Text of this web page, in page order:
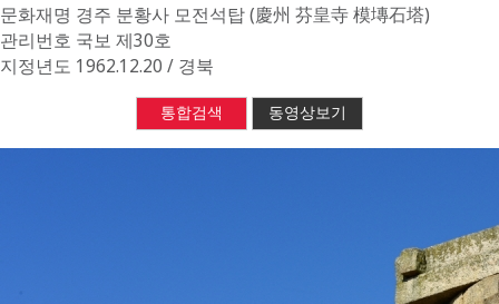
문화재명 경주 분황사 모전석탑 (慶州 芬皇寺 模塼石塔)
관리번호 국보 제30호
지정년도 1962.12.20 / 경북
통합검색 동영상보기